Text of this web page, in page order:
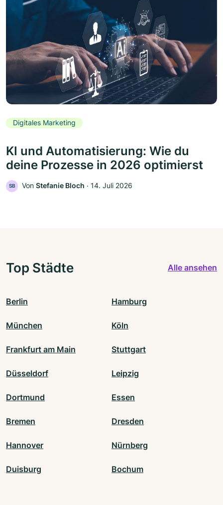
Digitales Marketing
KI und Automatisierung: Wie du
deine Prozesse in 2026 optimierst
SB Von Stefanie Bloch ‧ 14. Juli 2026
Top Städte Alle ansehen
Berlin Hamburg
München Köln
Frankfurt am Main Stuttgart
Düsseldorf Leipzig
Dortmund Essen
Bremen Dresden
Hannover Nürnberg
Duisburg Bochum